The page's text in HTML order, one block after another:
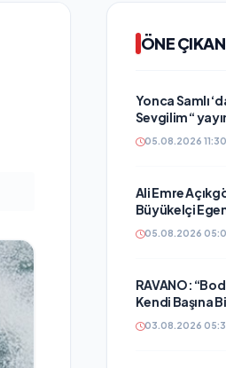
ÖNE
Yonca Samlı
Sevgilim “
05.08.2026 11:30
Ali Emre
Büyükelçi
05.08.2026
RAVANO:
Kendi Başına
03.08.2026